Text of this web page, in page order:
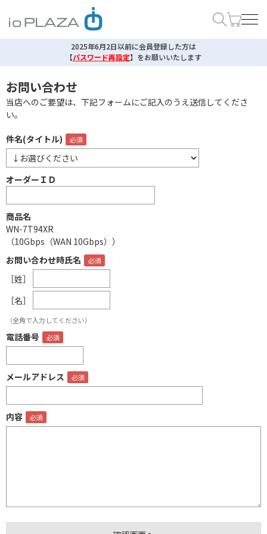
2025年6月2日以前に会員登録した方は
【パスワード再設定】 をお願いいたします
お問い合わせ
当店へのご要望は、下記フォームにご記入のうえ送信してくださ
い。
件名(タイトル)
オーダーＩＤ
商品名
WN-7T94XR
（10Gbps（WAN 10Gbps））
お問い合わせ時氏名
［姓］
［名］
（全角で入力してください）
電話番号
メールアドレス
内容